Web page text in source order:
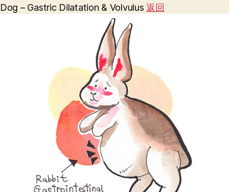
Dog – Gastric Dilatation & Volvulus返回